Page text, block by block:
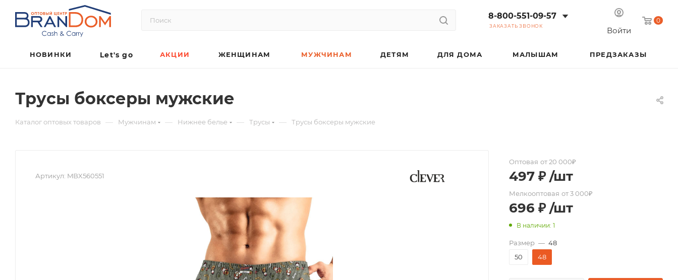
0
Войти
8-800-551-09-57
ЗАКАЗАТЬ ЗВОНОК
НОВИНКИ Let's go АКЦИИ ЖЕНЩИНАМ МУЖЧИНАМ ДЕТЯМ ДЛЯ ДОМА МАЛЫШАМ ПРЕДЗАКАЗЫ
Трусы боксеры мужские
Каталог оптовых товаров — Мужчинам — Нижнее белье — Трусы — Трусы боксеры мужские
Артикул: MBX560551
Оптовая от 20 000₽
497 ₽ /шт
Мелкооптовая от 3 000₽
696 ₽ /шт
В наличии: 1
Размер — 48
50
48